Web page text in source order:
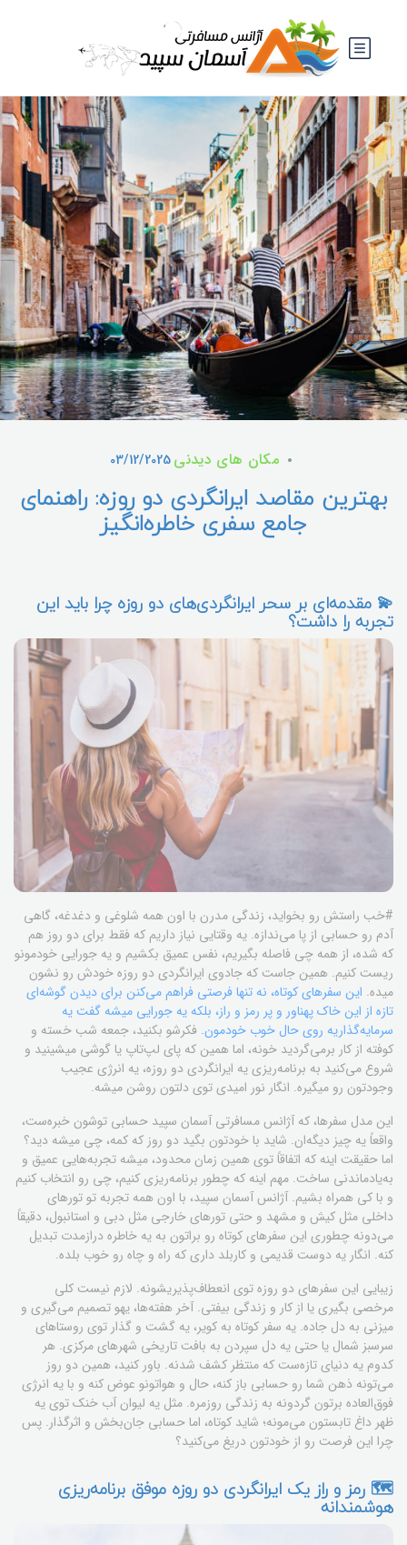
مکان های دیدنی03/12/2025
بهترین مقاصد ایرانگردی دو روزه: راهنمای
جامع سفری خاطره‌انگیز
💫 مقدمه‌ای بر سحر ایرانگردی‌های دو روزه چرا باید این
تجربه را داشت؟
#خب راستش رو بخواید، زندگی مدرن با اون همه شلوغی و دغدغه، گاهی
آدم رو حسابی از پا می‌ندازه. یه وقتایی نیاز داریم که فقط برای دو روز هم
که شده، از همه چی فاصله بگیریم، نفس عمیق بکشیم و یه جورایی خودمونو
ریست کنیم. همین جاست که جادوی ایرانگردی دو روزه خودش رو نشون
میده. این سفرهای کوتاه، نه تنها فرصتی فراهم می‌کنن برای دیدن گوشه‌ای
تازه از این خاک پهناور و پر رمز و راز، بلکه یه جورایی میشه گفت یه
سرمایه‌گذاریه روی حال خوب خودمون. فکرشو بکنید، جمعه شب خسته و
کوفته از کار برمی‌گردید خونه، اما همین که پای لپ‌تاپ یا گوشی میشینید و
شروع می‌کنید به برنامه‌ریزی یه ایرانگردی دو روزه، یه انرژی عجیب
وجودتون رو میگیره. انگار نور امیدی توی دلتون روشن میشه.
این مدل سفرها، که آژانس مسافرتی آسمان سپید حسابی توشون خبره‌ست،
واقعاً یه چیز دیگه‌ان. شاید با خودتون بگید دو روز که کمه، چی میشه دید؟
اما حقیقت اینه که اتفاقاً توی همین زمان محدود، میشه تجربه‌هایی عمیق و
به‌یادماندنی ساخت. مهم اینه که چطور برنامه‌ریزی کنیم، چی رو انتخاب کنیم
و با کی همراه بشیم. آژانس آسمان سپید، با اون همه تجربه تو تورهای
داخلی مثل کیش و مشهد و حتی تورهای خارجی مثل دبی و استانبول، دقیقاً
می‌دونه چطوری این سفرهای کوتاه رو براتون به یه خاطره درازمدت تبدیل
کنه. انگار یه دوست قدیمی و کاربلد داری که راه و چاه رو خوب بلده.
زیبایی این سفرهای دو روزه توی انعطاف‌پذیریشونه. لازم نیست کلی
مرخصی بگیری یا از کار و زندگی بیفتی. آخر هفته‌ها، یهو تصمیم می‌گیری و
میزنی به دل جاده. یه سفر کوتاه به کویر، یه گشت و گذار توی روستاهای
سرسبز شمال یا حتی یه دل سپردن به بافت تاریخی شهرهای مرکزی. هر
کدوم یه دنیای تازه‌ست که منتظر کشف شدنه. باور کنید، همین دو روز
می‌تونه ذهن شما رو حسابی باز کنه، حال و هواتونو عوض کنه و با یه انرژی
فوق‌العاده برتون گردونه به زندگی روزمره. مثل یه لیوان آب خنک توی یه
ظهر داغ تابستون می‌مونه؛ شاید کوتاه، اما حسابی جان‌بخش و اثرگذار. پس
چرا این فرصت رو از خودتون دریغ می‌کنید؟
🗺️ رمز و راز یک ایرانگردی دو روزه موفق برنامه‌ریزی
هوشمندانه